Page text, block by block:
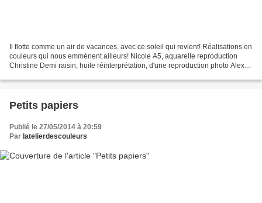
Il flotte comme un air de vacances, avec ce soleil qui revient! Réalisations en
couleurs qui nous emmènent ailleurs! Nicole A5, aquarelle reproduction
Christine Demi raisin, huile réinterprétation, d'une reproduction photo Alexia
Petits papiers
Publié le 27/05/2014 à 20:59
Par latelierdescouleurs